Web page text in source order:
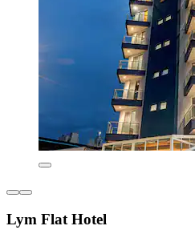
Lym Flat Hotel